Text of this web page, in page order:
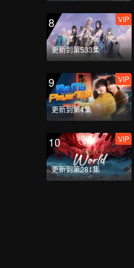
8
更新到第533集
VIP
9
更新到第4集
VIP
10
更新到第281集
VIP